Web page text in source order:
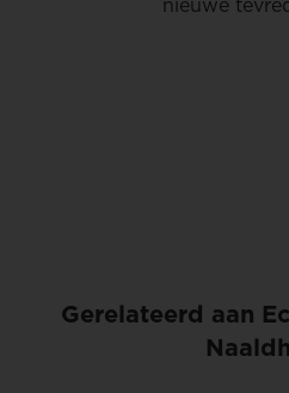
Gerelateerd aan